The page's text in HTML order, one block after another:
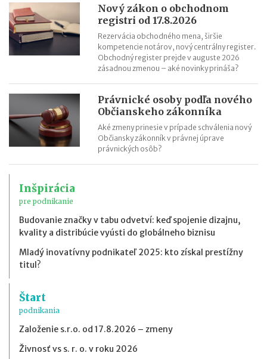
Nový zákon o obchodnom
registri od 17.8.2026
Rezervácia obchodného mena, širšie
kompetencie notárov, nový centrálny register.
Obchodný register prejde v auguste 2026
zásadnou zmenou – aké novinky prináša?
Právnické osoby podľa nového
Občianskeho zákonníka
Aké zmeny prinesie v prípade schválenia nový
Občiansky zákonník v právnej úprave
právnických osôb?
Inšpirácia
pre podnikanie
Budovanie značky v tabu odvetví: keď spojenie dizajnu,
kvality a distribúcie vyústi do globálneho biznisu
Mladý inovatívny podnikateľ 2025: kto získal prestížny
titul?
Štart
podnikania
Založenie s.r.o. od 17.8.2026 – zmeny
Živnosť vs s. r. o. v roku 2026